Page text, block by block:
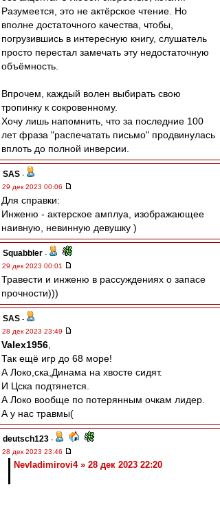
Разумеется, это не актёрское чтение. Но
вполне достаточного качества, чтобы,
погрузившись в интересную книгу, слушатель
просто перестал замечать эту недостаточную
объёмность.
Впрочем, каждый волен выбирать свою
тропинку к сокровенному.
Хочу лишь напомнить, что за последние 100
лет фраза "распечатать письмо" продвинулась
вплоть до полной инверсии.
SAS -
29 дек 2023 00:06
Для справки:
Инженю - актерское амплуа, изображающее
наивную, невинную девушку )
Squabbler -
29 дек 2023 00:01
Травести и инженю в рассуждениях о запасе
прочности)))
SAS -
28 дек 2023 23:49
Valex1956
Так ещё игр до 68 море!
А Локо,ска,Динама на хвосте сидят.
И Цска подтянется.
А Локо вообще по потерянным очкам лидер.
А у нас травмы(
deutsch123 -
28 дек 2023 23:46
Nevladimirovi4 » 28 дек 2023 22:20